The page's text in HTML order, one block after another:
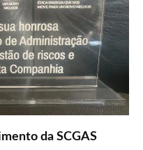
da SCGAS